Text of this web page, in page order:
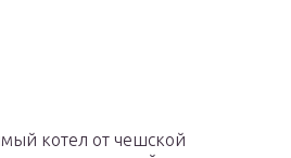
котел от чешской